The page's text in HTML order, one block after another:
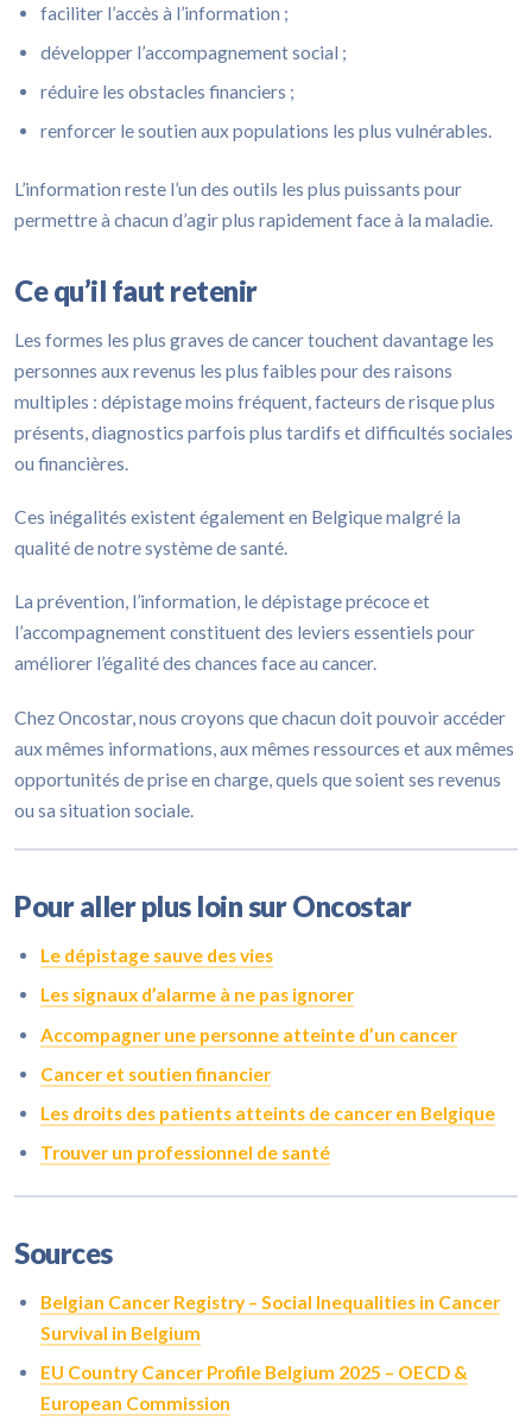
faciliter l’accès à l’information ;
développer l’accompagnement social ;
réduire les obstacles financiers ;
renforcer le soutien aux populations les plus vulnérables.
L’information reste l’un des outils les plus puissants pour
permettre à chacun d’agir plus rapidement face à la maladie.
Ce qu’il faut retenir
Les formes les plus graves de cancer touchent davantage les
personnes aux revenus les plus faibles pour des raisons
multiples : dépistage moins fréquent, facteurs de risque plus
présents, diagnostics parfois plus tardifs et difficultés sociales
ou financières.
Ces inégalités existent également en Belgique malgré la
qualité de notre système de santé.
La prévention, l’information, le dépistage précoce et
l’accompagnement constituent des leviers essentiels pour
améliorer l’égalité des chances face au cancer.
Chez Oncostar, nous croyons que chacun doit pouvoir accéder
aux mêmes informations, aux mêmes ressources et aux mêmes
opportunités de prise en charge, quels que soient ses revenus
ou sa situation sociale.
Pour aller plus loin sur Oncostar
Le dépistage sauve des vies
Les signaux d’alarme à ne pas ignorer
Accompagner une personne atteinte d’un cancer
Cancer et soutien financier
Les droits des patients atteints de cancer en Belgique
Trouver un professionnel de santé
Sources
Belgian Cancer Registry – Social Inequalities in Cancer
Survival in Belgium
EU Country Cancer Profile Belgium 2025 – OECD &
European Commission